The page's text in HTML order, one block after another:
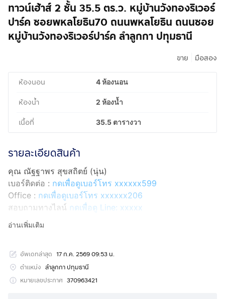
ทาวน์เฮ้าส์ 2 ชั้น 35.5 ตร.ว. หมู่บ้านวังทองริเวอร์
ปาร์ค ซอยพหลโยธิน70 ถนนพหลโยธิน ถนนซอย
หมู่บ้านวังทองริเวอร์ปาร์ค ลำลูกกา ปทุมธานี
ขาย มือสอง
ห้องนอน 4 ห้องนอน
ห้องน้ำ 2 ห้องน้ำ
เนื้อที่ 35.5 ตารางวา
รายละเอียดสินค้า
คุณ ณัฐฐาพร สุขสถิตย์ (นุ่น)
เบอร์ติดต่อ : กดเพื่อดูเบอร์โทร xxxxxx599
Office : กดเพื่อดูเบอร์โทร xxxxxx206
สอบถามทางไลน์ กดเพื่อดู Line: xxxxx
Line ID: @interhome
ขนาด 35.5 ตร.ว.
ที่ตั้ง : หมู่บ้านวังทองริเวอร์ปาร์ค ถ.พหลโยธิน ลำลูกกา
อ่านเพิ่มเติม
อัพเดทล่าสุด 17 ก.ค. 2569 09:53 น.
ตำแหน่ง ลำลูกกา ปทุมธานี
หมายเลขประกาศ 370963421